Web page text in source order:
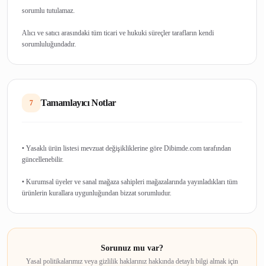
sorumlu tutulamaz.
Alıcı ve satıcı arasındaki tüm ticari ve hukuki süreçler tarafların kendi
7 Tamamlayıcı Notlar
• Yasaklı ürün listesi mevzuat değişikliklerine göre Dibimde.com tarafından
güncellenebilir.
• Kurumsal üyeler ve sanal mağaza sahipleri mağazalarında yayınladıkları tüm
Sorunuz mu var?
Yasal politikalarımız veya gizlilik haklarınız hakkında detaylı bilgi almak için